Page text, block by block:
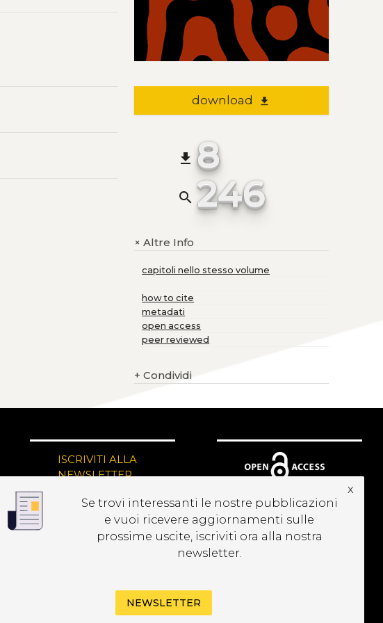
download file_download
file_download 8
search 246
+Altre Info
capitoli nello stesso volume
how to cite
metadati
open access
peer reviewed
+ Condividi
ISCRIVITI ALLA
NEWSLETTER
Se trovi interessanti le nostre pubblicazioni
e vuoi ricevere aggiornamenti sulle
prossime uscite, iscriviti ora alla nostra
newsletter.
x
NEWSLETTER